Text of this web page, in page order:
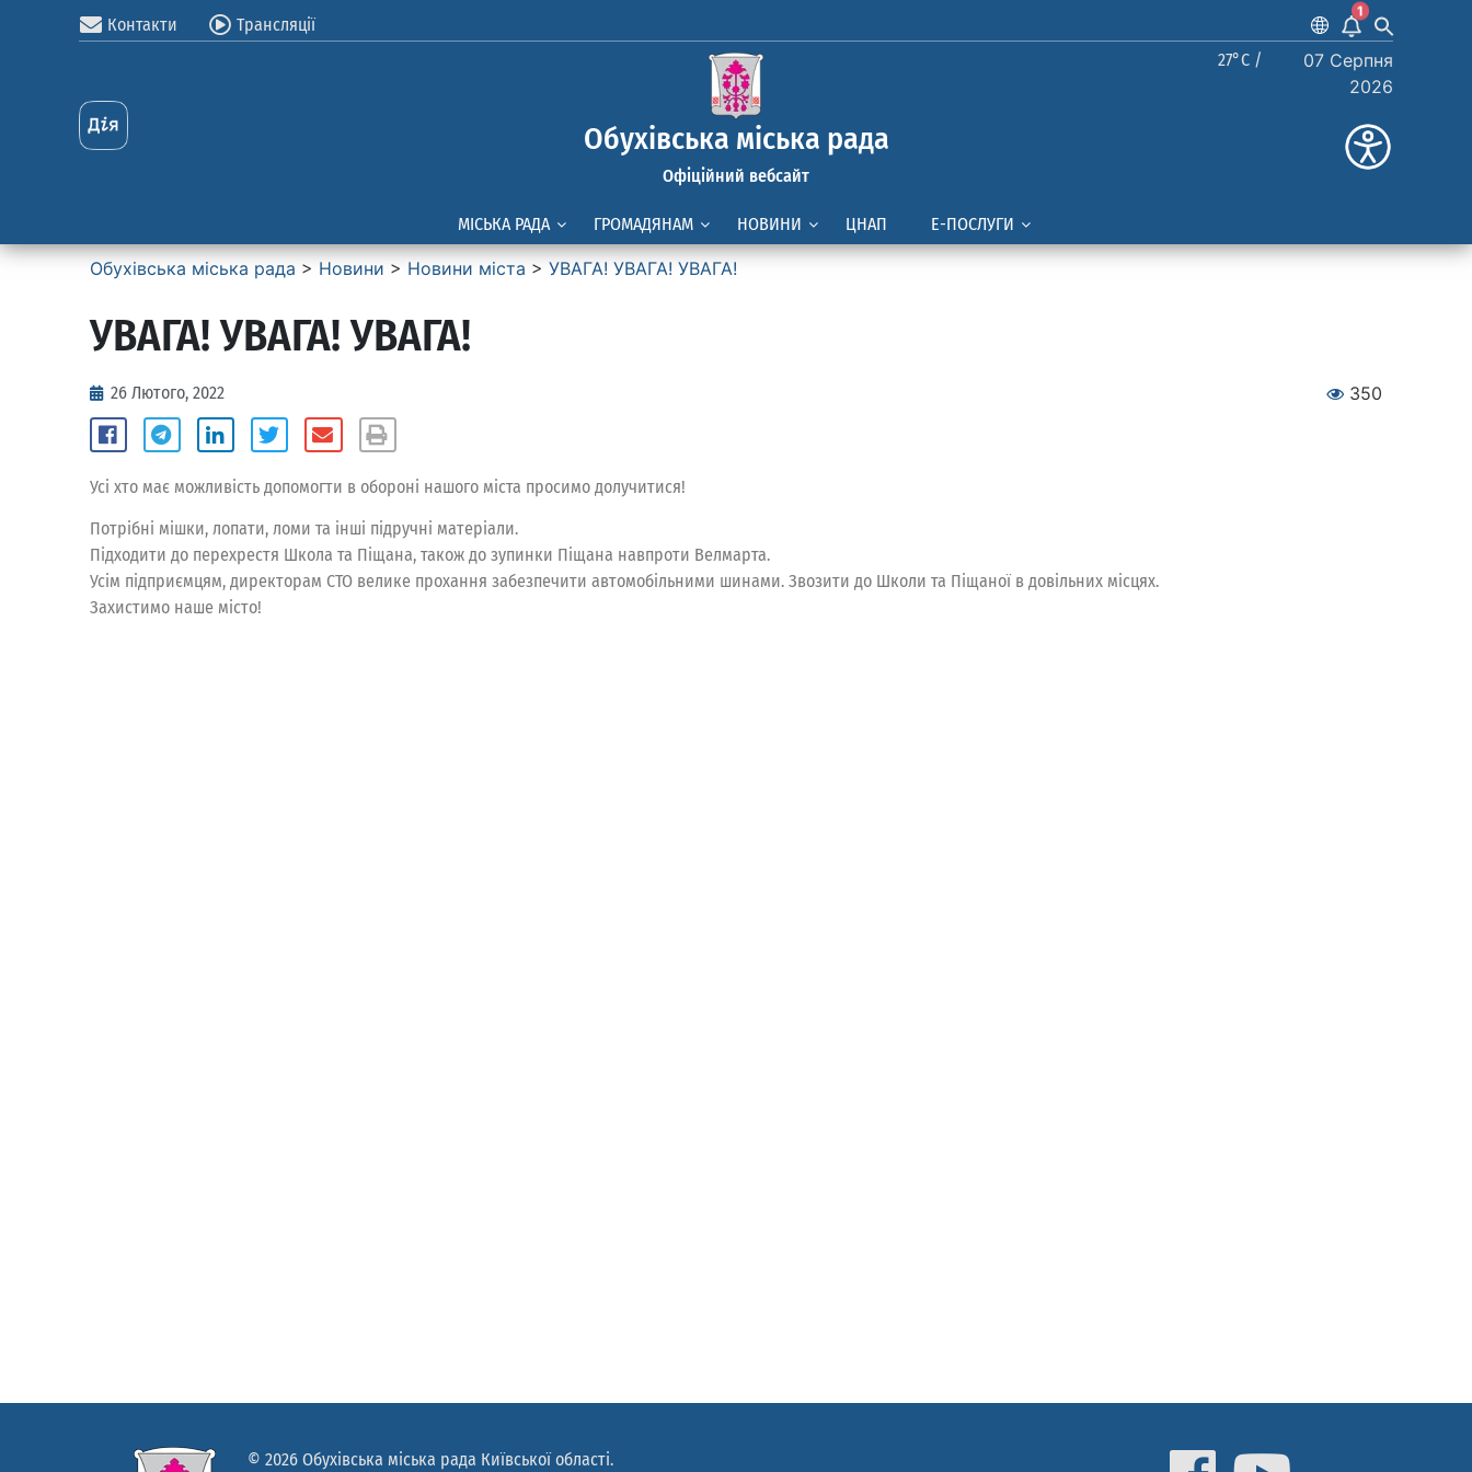
Контакти Трансляції
1
Обухівська міська рада
Офіційний вебсайт
27°C /
07 Серпня
2026
МІСЬКА РАДА ГРОМАДЯНАМ НОВИНИ ЦНАП Е-ПОСЛУГИ
Обухівська міська рада > Новини > Новини міста > УВАГА! УВАГА! УВАГА!
УВАГА! УВАГА! УВАГА!
26 Лютого, 2022 350
Усі хто має можливість допомогти в обороні нашого міста просимо долучитися!
Потрібні мішки, лопати, ломи та інші підручні матеріали.
Підходити до перехрестя Школа та Піщана, також до зупинки Піщана навпроти Велмарта.
Усім підприємцям, директорам СТО велике прохання забезпечити автомобільними шинами. Звозити до Школи та Піщаної в довільних місцях.
Захистимо наше місто!
© 2026 Обухівська міська рада Київської області.